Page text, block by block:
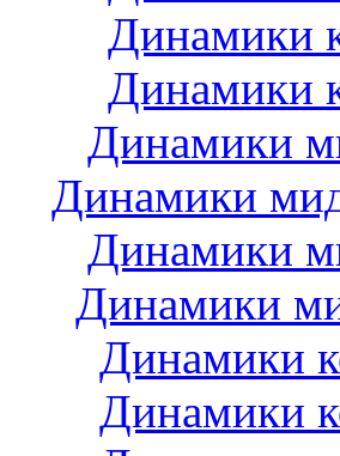
Динамики
Динамики
Динамики
Динамики
Динамики
Динамики
Динамики
Динамики